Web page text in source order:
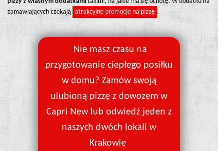
zamawiających czekają atrakcyjne promocje na pizzę .
Nie masz czasu na
przygotowanie ciepłego posiłku
w domu? Zamów swoją
ulubioną pizzę z dowozem w
Capri New lub odwiedź jeden z
naszych dwóch lokali w
Krakowie